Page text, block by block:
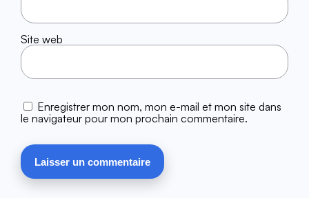
Site web
Enregistrer mon nom, mon e-mail et mon site dans
le navigateur pour mon prochain commentaire.